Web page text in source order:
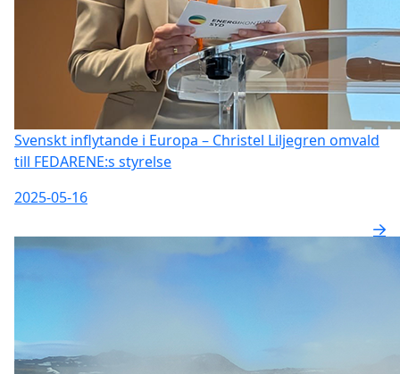
Svenskt inflytande i Europa – Christel Liljegren omvald
till FEDARENE:s styrelse
2025-05-16